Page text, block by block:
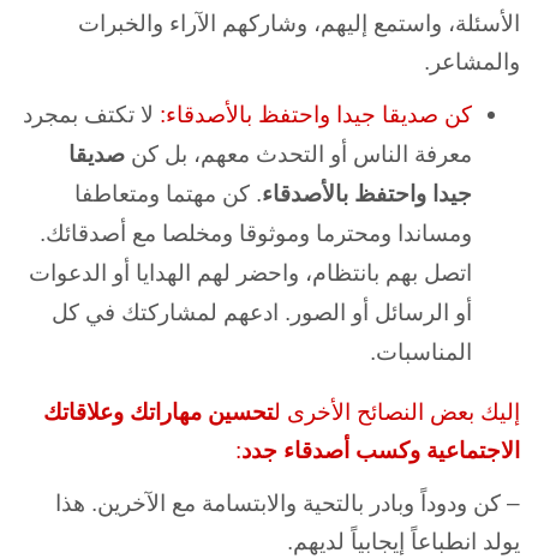
الأسئلة، واستمع إليهم، وشاركهم الآراء والخبرات
والمشاعر.
كن صديقا جيدا واحتفظ بالأصدقاء: لا تكتف بمجرد
معرفة الناس أو التحدث معهم، بل كن صديقا
جيدا واحتفظ بالأصدقاء. كن مهتما ومتعاطفا
ومساندا ومحترما وموثوقا ومخلصا مع أصدقائك.
اتصل بهم بانتظام، واحضر لهم الهدايا أو الدعوات
أو الرسائل أو الصور. ادعهم لمشاركتك في كل
المناسبات.
إليك بعض النصائح الأخرى لتحسين مهاراتك وعلاقاتك
الاجتماعية وكسب أصدقاء جدد:
– كن ودوداً وبادر بالتحية والابتسامة مع الآخرين. هذا
يولد انطباعاً إيجابياً لديهم.